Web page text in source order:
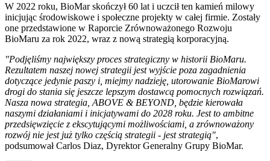
W 2022 roku, BioMar skończył 60 lat i uczcił ten kamień milowy
inicjując środowiskowe i społeczne projekty w całej firmie. Zostały
one przedstawione w Raporcie Zrównoważonego Rozwoju
BioMaru za rok 2022, wraz z nową strategią korporacyjną.
"Podjęliśmy największy proces strategiczny w historii BioMaru.
Rezultatem naszej nowej strategii jest wyjście poza zagadnienia
dotyczące jedynie paszy i, miejmy nadzieję, utorowanie BioMarowi
drogi do stania się jeszcze lepszym dostawcą pomocnych rozwiązań.
Nasza nowa strategia, ABOVE & BEYOND, będzie kierowała
naszymi działaniami i inicjatywami do 2028 roku. Jest to ambitne
przedsięwzięcie z ekscytującymi możliwościami, a zrównoważony
rozwój nie jest już tylko częścią strategii - jest strategią",
podsumował Carlos Diaz, Dyrektor Generalny Grupy BioMar.